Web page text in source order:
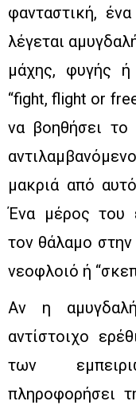
φανταστική,
λέγεται
μάχης, φυγής
“fight, flight or
να βοηθήσει το
μακριά από
Ένα μέρος του
τον θάλαμο
νεοφλοιό ή
Αν η αμυγδαλή
αντίστοιχο
των
πληροφορήσει